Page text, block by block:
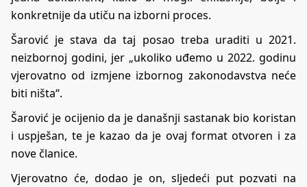
konkretnije da utiču na izborni proces.
Šarović je stava da taj posao treba uraditi u 2021.
neizbornoj godini, jer „ukoliko uđemo u 2022. godinu
vjerovatno od izmjene izbornog zakonodavstva neće
biti ništa“.
Šarović je ocijenio da je današnji sastanak bio koristan
i uspješan, te je kazao da je ovaj format otvoren i za
nove članice.
Vjerovatno će, dodao je on, sljedeći put pozvati na